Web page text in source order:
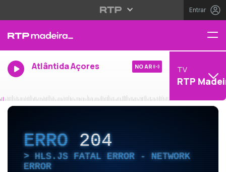
Entrar
Atlântida Açores NO AR TV
RTP
ERRO204
HLS.JS FATAL ERROR - NETWORK
ERROR